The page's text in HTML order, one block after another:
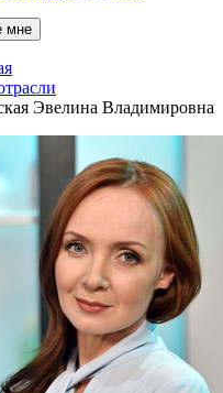
мне
Эвелина Владимировна